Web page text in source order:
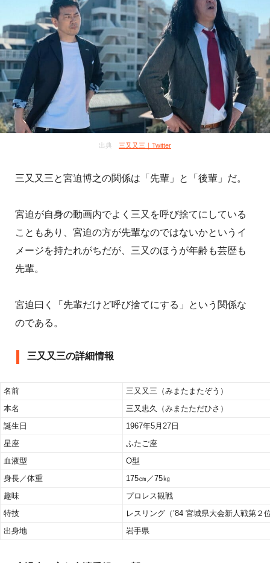
出典 三又又三｜Twitter
三又又三と宮迫博之の関係は「先輩」と「後輩」だ。
宮迫が自身の動画内でよく三又を呼び捨てにしている
こともあり、宮迫の方が先輩なのではないかというイ
メージを持たれがちだが、三又のほうが年齢も芸歴も
先輩。
宮迫曰く「先輩だけど呼び捨てにする」という関係な
のである。
三又又三の詳細情報
名前
三又又三（みまたまたぞう）
本名
三又忠久（みまたただひさ）
誕生日
1967年5月27日
星座
ふたご座
血液型
O型
身長／体重
175㎝／75㎏
趣味
プロレス観戦
特技
レスリング（’84 宮城県大会新人戦第２
出身地
岩手県